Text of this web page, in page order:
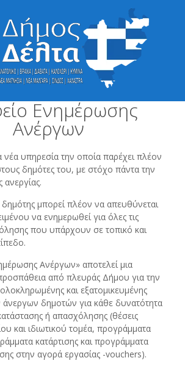
Ενημέρωσης
Ανέργων
νέα υπηρεσία την οποία παρέχει πλέον
δημότες του, με στόχο πάντα την
ανεργίας.
μπορεί πλέον να απευθύνεται
να ενημερωθεί για όλες τις
που υπάρχουν σε τοπικό και
Ανέργων» αποτελεί μια
από πλευράς Δήμου για την
και εξατομικευμένης
δημοτών για κάθε δυνατότητα
ή απασχόλησης (θέσεις
και ιδιωτικού τομέα, προγράμματα
κατάρτισης και προγράμματα
στην αγορά εργασίας -vouchers).